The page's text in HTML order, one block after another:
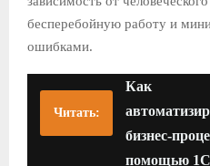
бесперебойную работу и
ошибками.
Читать:
Как
бизнес-
помощью